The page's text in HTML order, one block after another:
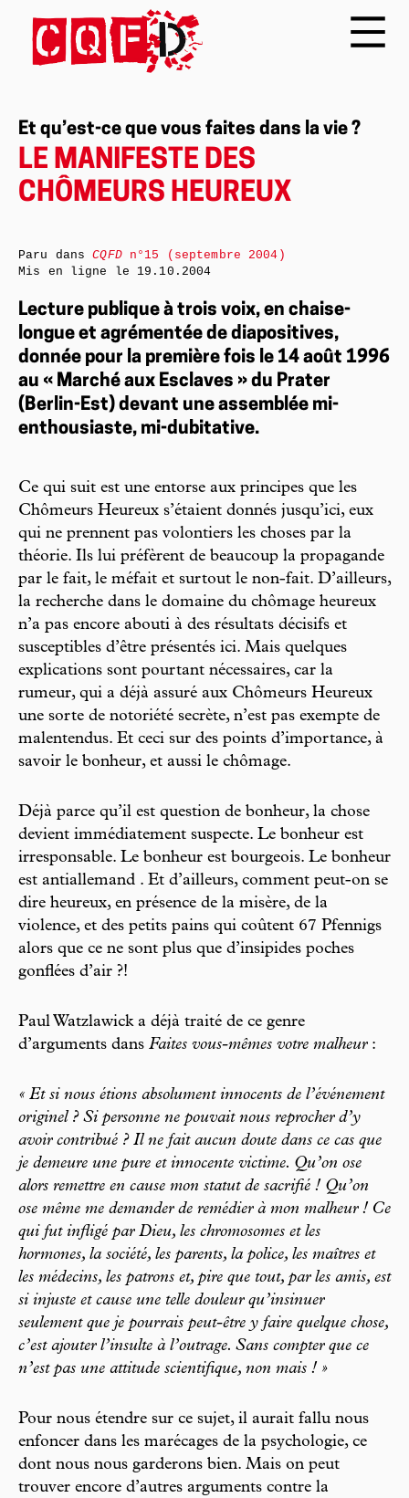
Et qu’est-ce que vous faites dans la vie ?
LE MANIFESTE DES
CHÔMEURS HEUREUX
Lecture publique à trois voix, en chaise-
longue et agrémentée de diapositives,
donnée pour la première fois le 14 août 1996
au « Marché aux Esclaves » du Prater
(Berlin-Est) devant une assemblée mi-
enthousiaste, mi-dubitative.
Ce qui suit est une entorse aux principes que les
Chômeurs Heureux s’étaient donnés jusqu’ici, eux
qui ne prennent pas volontiers les choses par la
théorie. Ils lui préfèrent de beaucoup la propagande
par le fait, le méfait et surtout le non-fait. D’ailleurs,
la recherche dans le domaine du chômage heureux
n’a pas encore abouti à des résultats décisifs et
susceptibles d’être présentés ici. Mais quelques
explications sont pourtant nécessaires, car la
rumeur, qui a déjà assuré aux Chômeurs Heureux
une sorte de notoriété secrète, n’est pas exempte de
malentendus. Et ceci sur des points d’importance, à
savoir le bonheur, et aussi le chômage.
Déjà parce qu’il est question de bonheur, la chose
devient immédiatement suspecte. Le bonheur est
irresponsable. Le bonheur est bourgeois. Le bonheur
est antiallemand . Et d’ailleurs, comment peut-on se
dire heureux, en présence de la misère, de la
violence, et des petits pains qui coûtent 67 Pfennigs
alors que ce ne sont plus que d’insipides poches
gonflées d’air ?!
Paul Watzlawick a déjà traité de ce genre
d’arguments dans Faites vous-mêmes votre malheur:
« Et si nous étions absolument innocents de l’événement
originel ? Si personne ne pouvait nous reprocher d’y
avoir contribué ? Il ne fait aucun doute dans ce cas que
je demeure une pure et innocente victime. Qu’on ose
alors remettre en cause mon statut de sacrifié ! Qu’on
ose même me demander de remédier à mon malheur ! Ce
qui fut infligé par Dieu, les chromosomes et les
hormones, la société, les parents, la police, les maîtres et
les médecins, les patrons et, pire que tout, par les amis, est
si injuste et cause une telle douleur qu’insinuer
seulement que je pourrais peut-être y faire quelque chose,
c’est ajouter l’insulte à l’outrage. Sans compter que ce
n’est pas une attitude scientifique, non mais ! »
Pour nous étendre sur ce sujet, il aurait fallu nous
enfoncer dans les marécages de la psychologie, ce
dont nous nous garderons bien. Mais on peut
trouver encore d’autres arguments contre la
Paru dansCQFDn°15 (septembre 2004)
Mis en ligne le 19.10.2004